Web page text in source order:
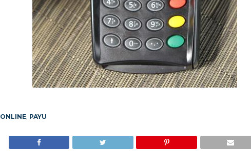
ONLINE, PAYU